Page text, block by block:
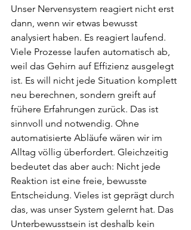
Unser Nervensystem reagiert nicht erst
dann, wenn wir etwas bewusst
analysiert haben. Es reagiert laufend.
Viele Prozesse laufen automatisch ab,
weil das Gehirn auf Effizienz ausgelegt
ist. Es will nicht jede Situation komplett
neu berechnen, sondern greift auf
frühere Erfahrungen zurück. Das ist
sinnvoll und notwendig. Ohne
automatisierte Abläufe wären wir im
Alltag völlig überfordert. Gleichzeitig
bedeutet das aber auch: Nicht jede
Reaktion ist eine freie, bewusste
Entscheidung. Vieles ist geprägt durch
das, was unser System gelernt hat. Das
Unterbewusstsein ist deshalb kein